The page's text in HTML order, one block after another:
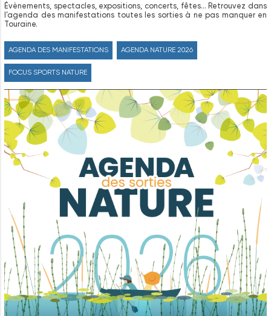
Évènements, spectacles, expositions, concerts, fêtes… Retrouvez dans
l’agenda des manifestations toutes les sorties à ne pas manquer en
Touraine.
AGENDA DES MANIFESTATIONS AGENDA NATURE 2026
FOCUS SPORTS NATURE